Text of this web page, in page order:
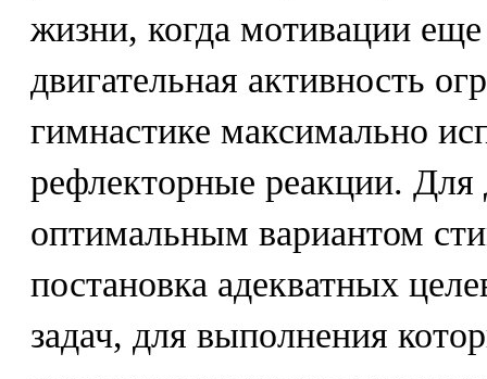
жизни, когда мотивации
двигательная активность
гимнастике максимально
рефлекторные реакции. Для
оптимальным вариантом
постановка адекватных
задач, для выполнения